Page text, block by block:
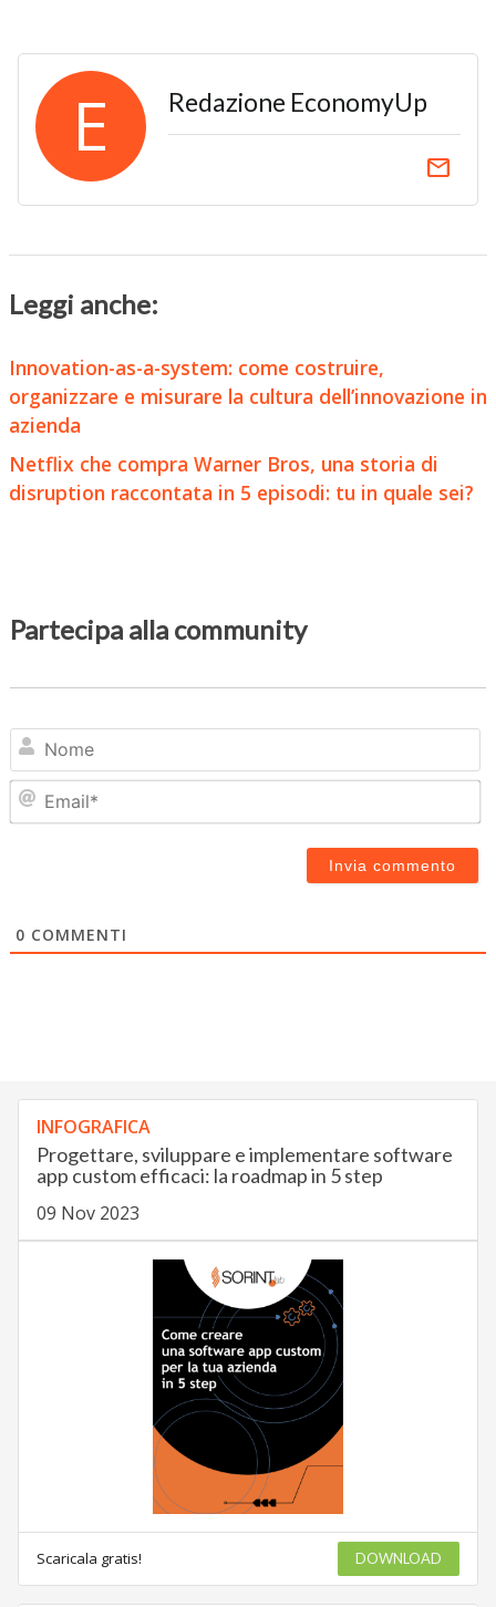
E Redazione EconomyUp
email
Leggi anche:
Innovation-as-a-system: come costruire,
organizzare e misurare la cultura dell’innovazione in
azienda
Netflix che compra Warner Bros, una storia di
disruption raccontata in 5 episodi: tu in quale sei?
Partecipa alla community
0 COMMENTI
INFOGRAFICA
Progettare, sviluppare e implementare software
app custom efficaci: la roadmap in 5 step
09 Nov 2023
Scaricala gratis! DOWNLOAD